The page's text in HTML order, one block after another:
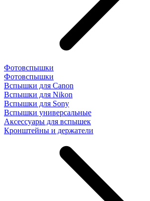
Фотовспышки
Фотовспышки
Вспышки для Canon
Вспышки для Nikon
Вспышки для Sony
Вспышки универсальные
Аксесcуары для вспышек
Кронштейны и держатели